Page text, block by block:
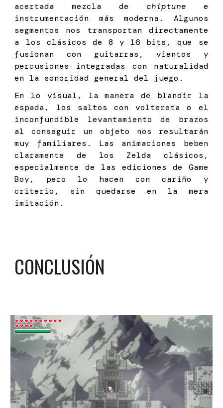
acertada mezcla de chiptune e
instrumentación más moderna. Algunos
segmentos nos transportan directamente
a los clásicos de 8 y 16 bits, que se
fusionan con guitarras, vientos y
percusiones integradas con naturalidad
en la sonoridad general del juego.
En lo visual, la manera de blandir la
espada, los saltos con voltereta o el
inconfundible levantamiento de brazos
al conseguir un objeto nos resultarán
muy familiares. Las animaciones beben
claramente de los Zelda clásicos,
especialmente de las ediciones de Game
Boy, pero lo hacen con cariño y
criterio, sin quedarse en la mera
imitación.
CONCLUSIÓN